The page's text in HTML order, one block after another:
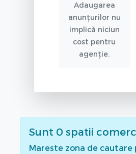
Adaugarea
anunțurilor nu
implică niciun
cost pentru
agenție.
Sunt 0 spatii
Mareste zona de